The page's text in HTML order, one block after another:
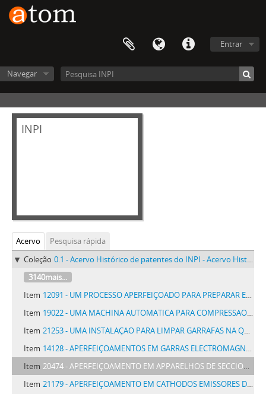
Entrar
Navegar
INPI
Acervo
Pesquisa rápida
Coleção 0.1 - Acervo Histórico de patentes do INPI - Acervo Histórico de patentes do INPI
3140mais...
Item 12091 - UM PROCESSO APERFEIÇOADO PARA PREPARAR EXPLOSIVOS PROPULSORES GELATINISADOS
Item 19022 - UMA MACHINA AUTOMATICA PARA COMPRESSAO DE PASTILHAS
Item 21253 - UMA INSTALAÇAO PARA LIMPAR GARRAFAS NA QUAL TODAS AS OPERAÇÕES DE LIMPESA, TANTO EXTERNA COMO INTERNA, SÃO FEITAS EM UM ÚNICO CYCLO CONTINUO SAHINDO AS GARRAFAS EM ORDEM E PROMPTAS A RECEBER O CONTEÚDO
Item 14128 - APERFEIÇOAMENTOS EM GARRAS ELECTROMAGNETICAS DE COMMUTADORES AUTOMATICOS
Item 20474 - APERFEIÇOAMENTO EM APPARELHOS DE SECCIONAR VIDRO
Item 21179 - APERFEIÇOAMENTO EM CATHODOS EMISSORES DE ELECTRONS E METHODO DE MANUFACTURAL-OS